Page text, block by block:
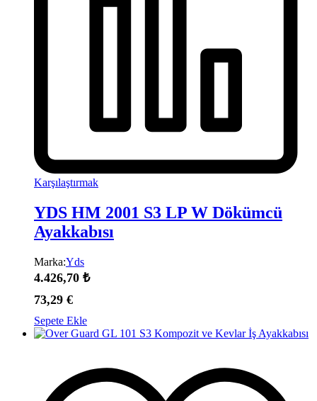
Karşılaştırmak
YDS HM 2001 S3 LP W Dökümcü
Ayakkabısı
Marka:Yds
4.426,70 ₺
73,29 €
Sepete Ekle